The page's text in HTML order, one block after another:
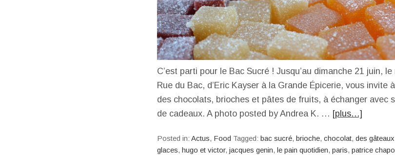
C’est parti pour le Bac Sucré ! Jusqu’au dimanche 21 juin,
Rue du Bac, d’Eric Kayser à la Grande Épicerie, vous invite
des chocolats, brioches et pâtes de fruits, à échanger avec
de cadeaux. A photo posted by Andrea K. … [plus…]
Posted in: Actus, Food Tagged: bac sucré, brioche, chocolat, des
glaces, hugo et victor, jacques genin, le pain quotidien, paris, patrice